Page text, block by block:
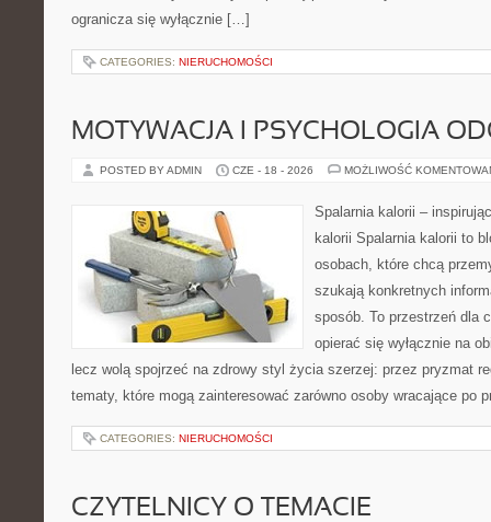
ogranicza się wyłącznie […]
CATEGORIES: NIERUCHOMOŚCI
MOTYWACJA I PSYCHOLOGIA
POSTED BY ADMIN CZE - 18 - 2026 MOŻLIWOŚĆ
Spalarnia kalorii –
kalorii Spalarnia kalorii to
osobach, które chcą
szukają konkretnych
sposób. To przestrzeń dla
opierać się wyłącznie na
lecz wolą spojrzeć na zdrowy styl życia szerzej: przez pryzmat
tematy, które mogą zainteresować zarówno osoby wracające po
CATEGORIES: NIERUCHOMOŚCI
CZYTELNICY O TEMACIE